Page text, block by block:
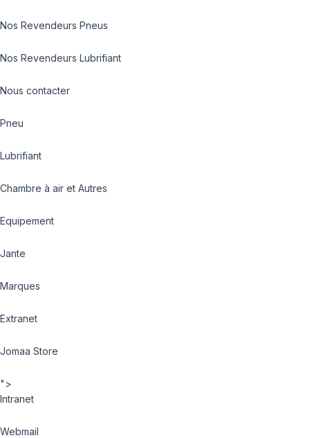
Nos Revendeurs Pneus
Nos Revendeurs Lubrifiant
Nous contacter
Pneu
Lubrifiant
Chambre à air et Autres
Equipement
Jante
Marques
Extranet
Jomaa Store
">
Intranet
Webmail